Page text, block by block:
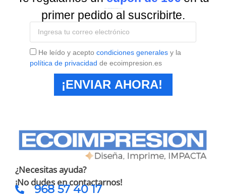
primer pedido al suscribirte.
He leído y acepto condiciones generales y la
política de privacidad de ecoimpresion.es
¡ENVIAR AHORA!
¿Necesitas ayuda?
¡No dudes en contactarnos!
968 57 40 17